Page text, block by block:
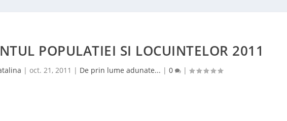
POPULATIEI SI LOCUINTELOR 2011
| oct. 21, 2011 | De prin lume adunate... | 0 |